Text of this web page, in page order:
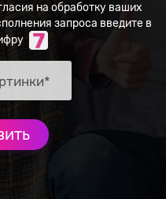
на обработку ваших
запроса введите в